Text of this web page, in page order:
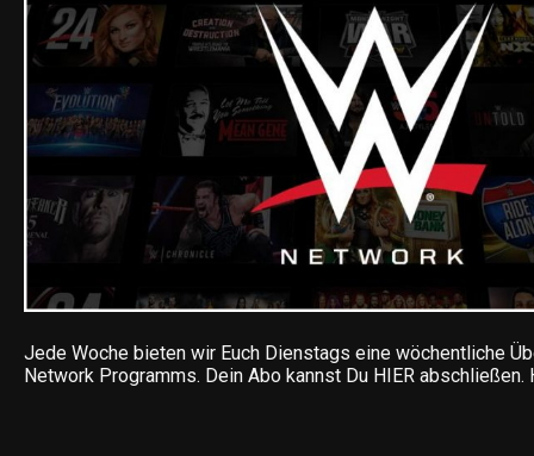
Jede Woche bieten wir Euch Dienstags eine wöchentliche
Network Programms. Dein Abo kannst Du HIER abschließen.